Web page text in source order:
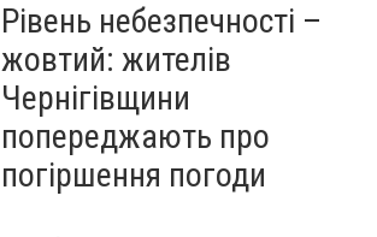
Рівень небезпечності –
жовтий: жителів
Чернігівщини
попереджають про
погіршення погоди